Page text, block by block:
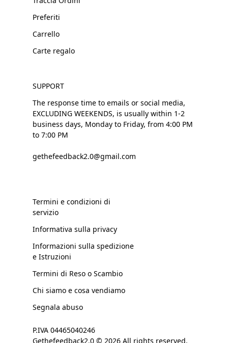
Preferiti
Carrello
Carte regalo
SUPPORT
The response time to emails or social media,
EXCLUDING WEEKENDS, is usually within 1-2
business days, Monday to Friday, from 4:00 PM
to 7:00 PM
gethefeedback2.0@gmail.com
Termini e condizioni di
servizio
Informativa sulla privacy
Informazioni sulla spedizione
e Istruzioni
Termini di Reso o Scambio
Chi siamo e cosa vendiamo
Segnala abuso
P.IVA 04465040246
Gethefeedback2.0 © 2026 All rights reserved.